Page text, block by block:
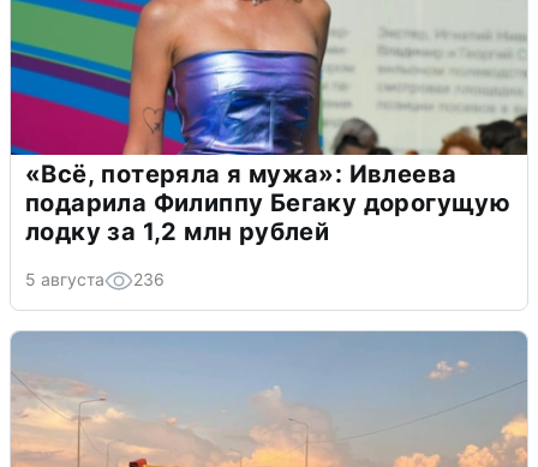
«Всё, потеряла я мужа»: Ивлеева
подарила Филиппу Бегаку дорогущую
лодку за 1,2 млн рублей
5 августа 236